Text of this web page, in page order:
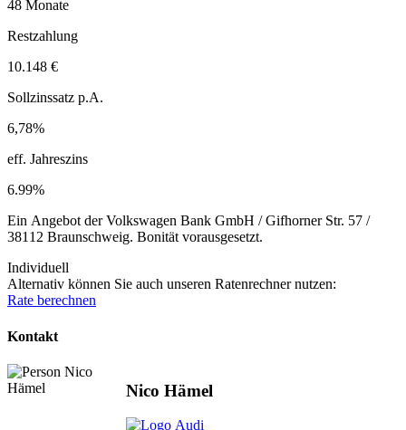
48 Monate
Restzahlung
10.148 €
Sollzinssatz p.A.
6,78%
eff. Jahreszins
6.99%
Ein Angebot der Volkswagen Bank GmbH / Gifhorner Str. 57 /
38112 Braunschweig. Bonität vorausgesetzt.
Individuell
Alternativ können Sie auch unseren Ratenrechner nutzen:
Rate berechnen
Kontakt
Nico Hämel